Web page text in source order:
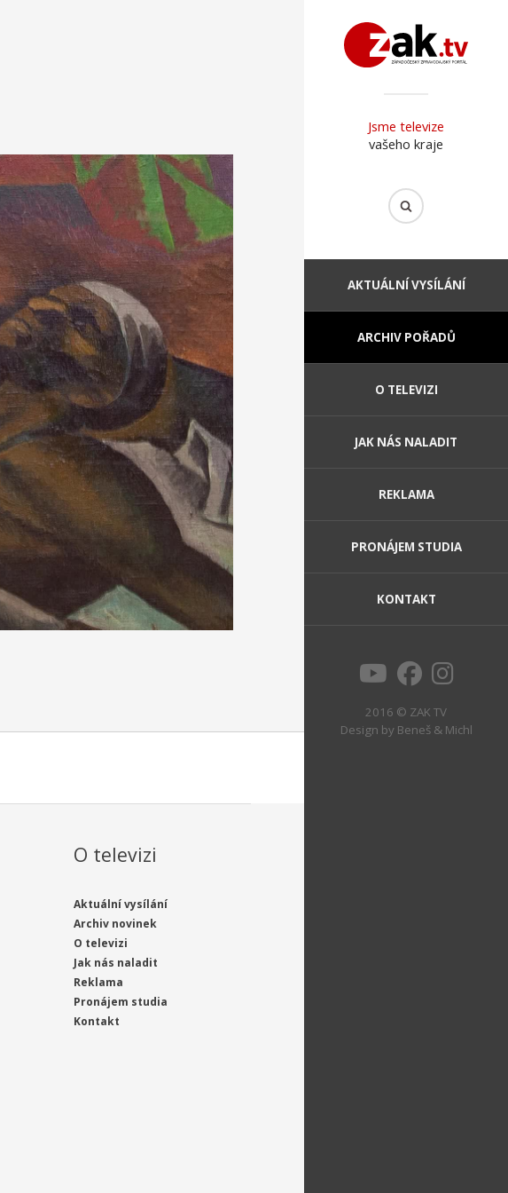
Jsme televize
vašeho kraje
AKTUÁLNÍ VYSÍLÁNÍ
ARCHIV POŘADŮ
O TELEVIZI
JAK NÁS NALADIT
REKLAMA
PRONÁJEM STUDIA
KONTAKT
2016 © ZAK TV
Design by Beneš & Michl
O televizi
Aktuální vysílání
Archiv novinek
O televizi
Jak nás naladit
Reklama
Pronájem studia
Kontakt